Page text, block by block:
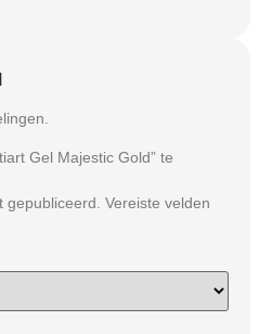
Gel Majestic Gold” te
Vereiste velden